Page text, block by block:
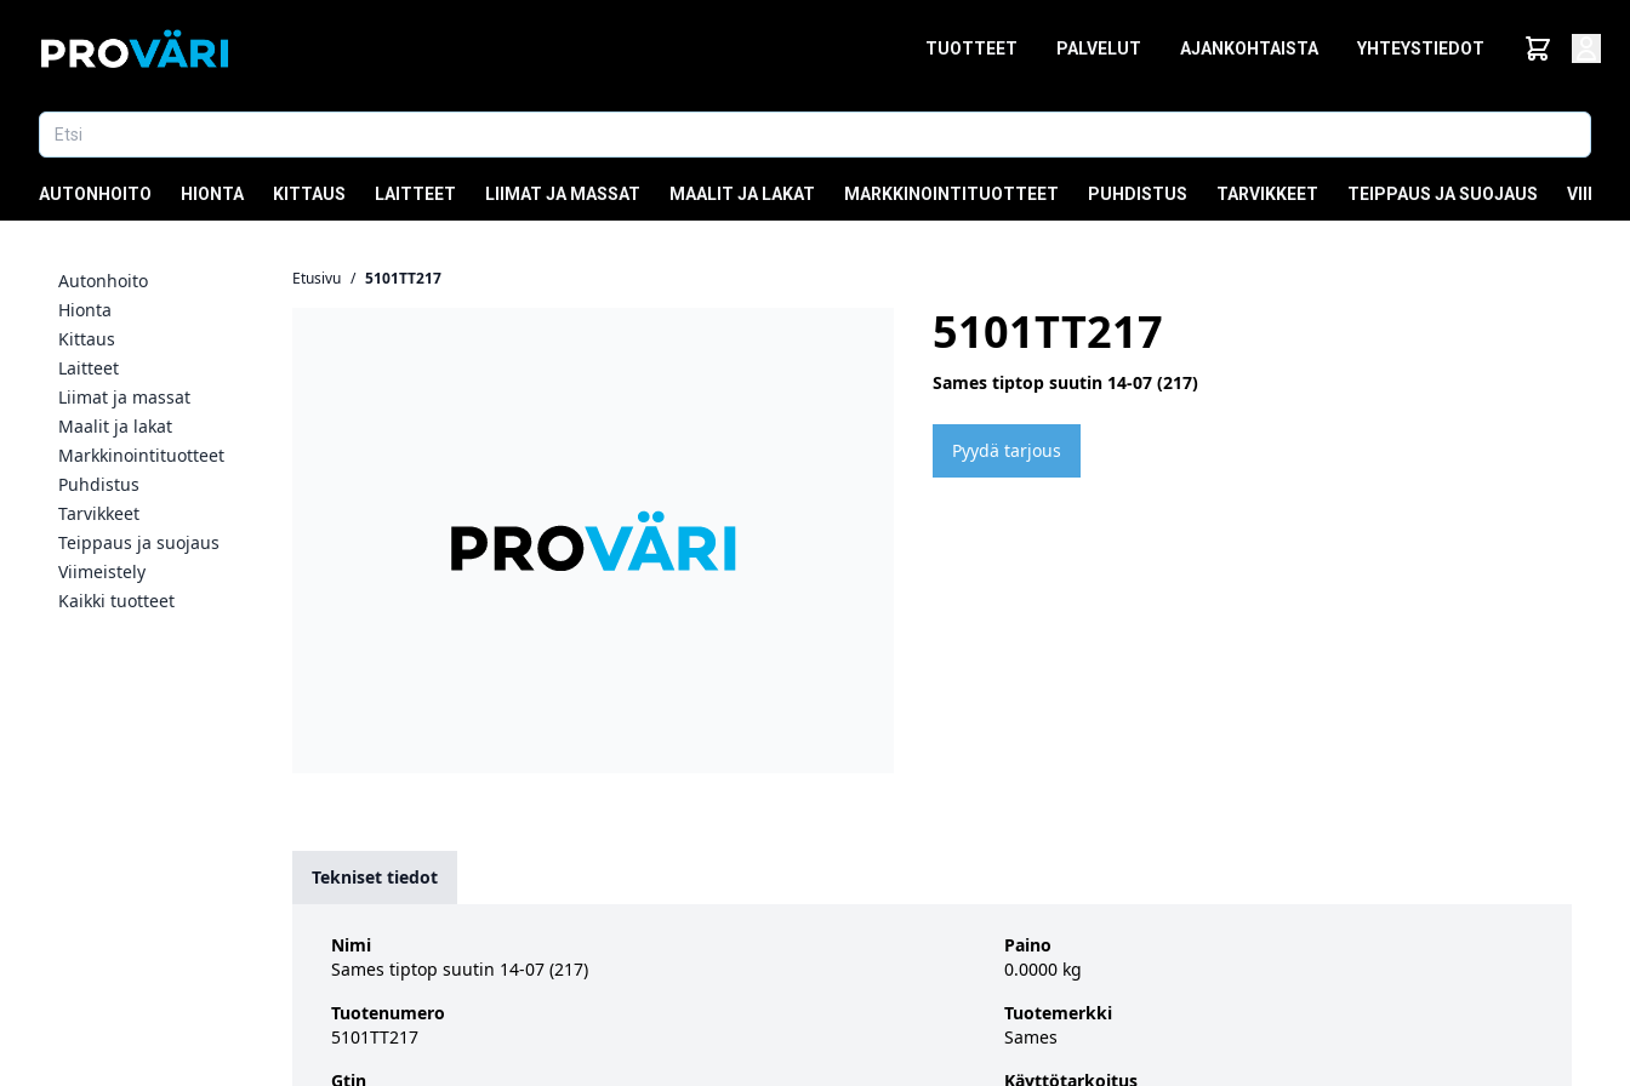
TUOTTEET PALVELUT AJANKOHTAISTA YHTEYSTIEDOT
AUTONHOITO HIONTA KITTAUS LAITTEET LIIMAT JA MASSAT MAALIT JA LAKAT MARKKINOINTITUOTTEET PUHDISTUS TARVIKKEET TEIPPAUS JA SUOJAUS
Autonhoito
Hionta
Kittaus
Laitteet
Liimat ja massat
Maalit ja lakat
Markkinointituotteet
Puhdistus
Tarvikkeet
Teippaus ja suojaus
Viimeistely
Kaikki tuotteet
Etusivu / 5101TT217
5101TT217
Sames tiptop suutin 14-07 (217)
Pyydä tarjous
Tekniset tiedot
Nimi
Sames tiptop suutin 14-07 (217)
Tuotenumero
5101TT217
Gtin
Paino
0.0000 kg
Tuotemerkki
Sames
Käyttötarkoitus